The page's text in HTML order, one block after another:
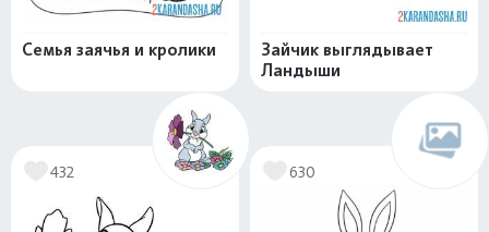
Семья заячья и кролики
Зайчик выглядывает
Ландыши
432 630